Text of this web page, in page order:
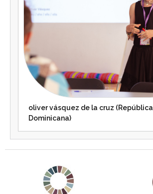
oliver vásquez de la cruz (República
Dominicana)